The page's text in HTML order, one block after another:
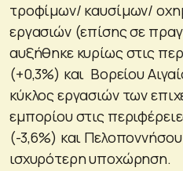
τροφίμων/ καυσίμων/
εργασιών (επίσης σε
αυξήθηκε κυρίως στις
(+0,3%) και Βορείου
κύκλος εργασιών των
εμπορίου στις
(-3,6%) και
ισχυρότερη υποχώρηση.